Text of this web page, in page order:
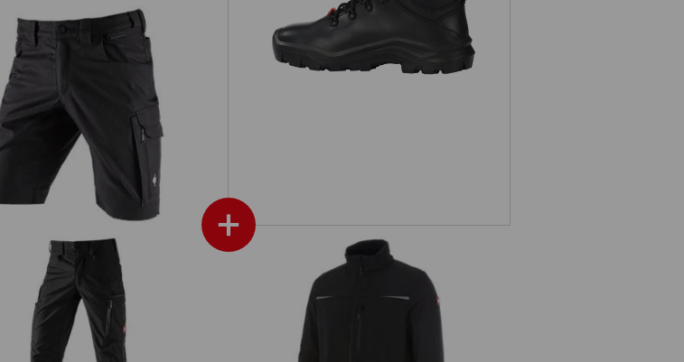
Cebus mid
+
Short e.s.concrete light
à taille élastique e.s.vision,
hommes
Veste Softshell e.s.motion 2020